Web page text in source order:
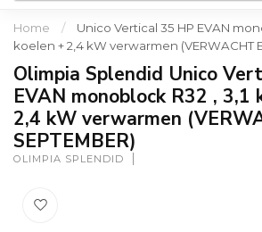
Home /
Unico Vertical 35 HP EVAN
koelen + 2,4 kW verwarmen (VERWACHT
Olimpia Splendid Unico
EVAN monoblock R32 , 3,1
2,4 kW verwarmen
SEPTEMBER)
OLIMPIA SPLENDID